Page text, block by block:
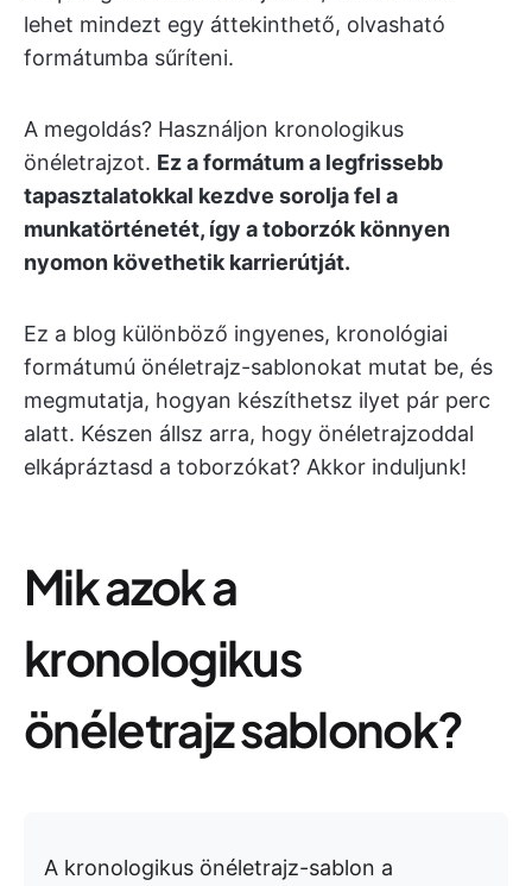
lehet mindezt egy áttekinthető, olvasható
formátumba sűríteni.
A megoldás? Használjon kronologikus
önéletrajzot. Ez a formátum a legfrissebb
tapasztalatokkal kezdve sorolja fel a
munkatörténetét, így a toborzók könnyen
nyomon követhetik karrierútját.
Ez a blog különböző ingyenes, kronológiai
formátumú önéletrajz-sablonokat mutat be, és
megmutatja, hogyan készíthetsz ilyet pár perc
alatt. Készen állsz arra, hogy önéletrajzoddal
elkápráztasd a toborzókat? Akkor induljunk!
Mik azok a
kronologikus
önéletrajz sablonok?
A kronologikus önéletrajz-sablon a